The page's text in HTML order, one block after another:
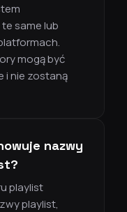
same lub
mogą być
i nie zostaną
nazwy
playlist
playlist,